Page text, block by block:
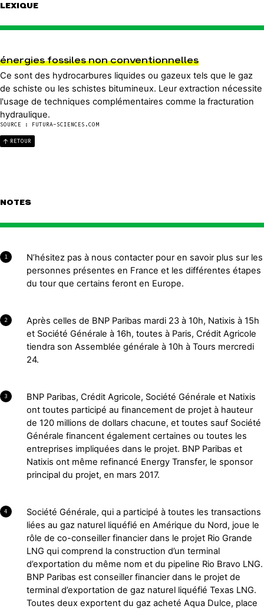
LEXIQUE
énergies fossiles non conventionnelles
Ce sont des hydrocarbures liquides ou gazeux tels que le gaz
de schiste ou les schistes bitumineux. Leur extraction nécessite
l'usage de techniques complémentaires comme la fracturation
hydraulique.
SOURCE : FUTURA-SCIENCES.COM
RETOUR
NOTES
1
N’hésitez pas à nous contacter pour en savoir plus sur les
personnes présentes en France et les différentes étapes
du tour que certains feront en Europe.
2
Après celles de BNP Paribas mardi 23 à 10h, Natixis à 15h
et Société Générale à 16h, toutes à Paris, Crédit Agricole
tiendra son Assemblée générale à 10h à Tours mercredi
24.
3
BNP Paribas, Crédit Agricole, Société Générale et Natixis
ont toutes participé au financement de projet à hauteur
de 120 millions de dollars chacune, et toutes sauf Société
Générale financent également certaines ou toutes les
entreprises impliquées dans le projet. BNP Paribas et
Natixis ont même refinancé Energy Transfer, le sponsor
principal du projet, en mars 2017.
4
Société Générale, qui a participé à toutes les transactions
liées au gaz naturel liquéfié en Amérique du Nord, joue le
rôle de co-conseiller financier dans le projet Rio Grande
LNG qui comprend la construction d’un terminal
d’exportation du même nom et du pipeline Rio Bravo LNG.
BNP Paribas est conseiller financier dans le projet de
terminal d’exportation de gaz naturel liquéfié Texas LNG.
Toutes deux exportent du gaz acheté Aqua Dulce, place